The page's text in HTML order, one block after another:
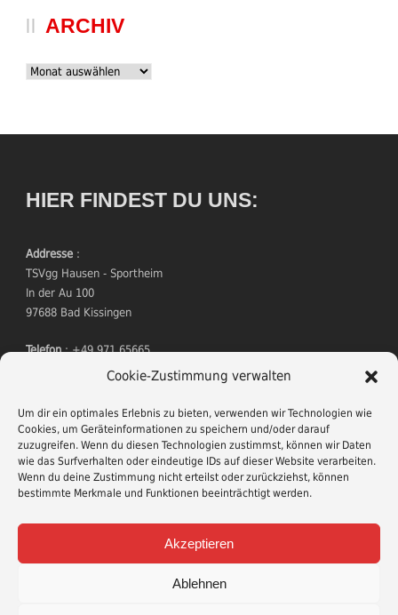
Cookie-Zustimmung verwalten
Um dir ein optimales Erlebnis zu bieten, verwenden wir Technologien wie
Cookies, um Geräteinformationen zu speichern und/oder darauf
zuzugreifen. Wenn du diesen Technologien zustimmst, können wir Daten
wie das Surfverhalten oder eindeutige IDs auf dieser Website verarbeiten.
Wenn du deine Zustimmung nicht erteilst oder zurückziehst, können
bestimmte Merkmale und Funktionen beeinträchtigt werden.
Akzeptieren
Ablehnen
ARCHIV
Archiv
HIER FINDEST DU UNS:
Addresse :
TSVgg Hausen - Sportheim
In der Au 100
97688 Bad Kissingen
Telefon: +49 971 65665
TERMINE
am 21. November 2026